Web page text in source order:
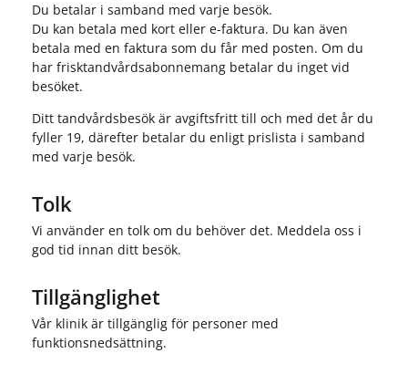
Du betalar i samband med varje besök.
Du kan betala med kort eller e-faktura. Du kan även
betala med en faktura som du får med posten. Om du
har frisktandvårdsabonnemang betalar du inget vid
besöket.
Ditt tandvårdsbesök är avgiftsfritt till och med det år du
fyller 19, därefter betalar du enligt prislista i samband
med varje besök.
Tolk
Vi använder en tolk om du behöver det. Meddela oss i
god tid innan ditt besök.
Tillgänglighet
Vår klinik är tillgänglig för personer med
funktionsnedsättning.